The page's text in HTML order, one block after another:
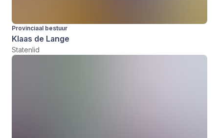
Provinciaal bestuur
Klaas de Lange
Statenlid